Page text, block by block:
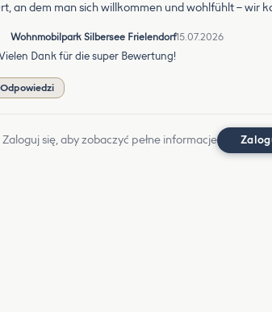
an dem man sich willkommen und wohlfühlt – wir
Wohnmobilpark Silbersee Frielendorf15.07.2026
Dank für die super Bewertung!
Odpowiedzi
Zaloguj się, aby zobaczyć pełne informacje